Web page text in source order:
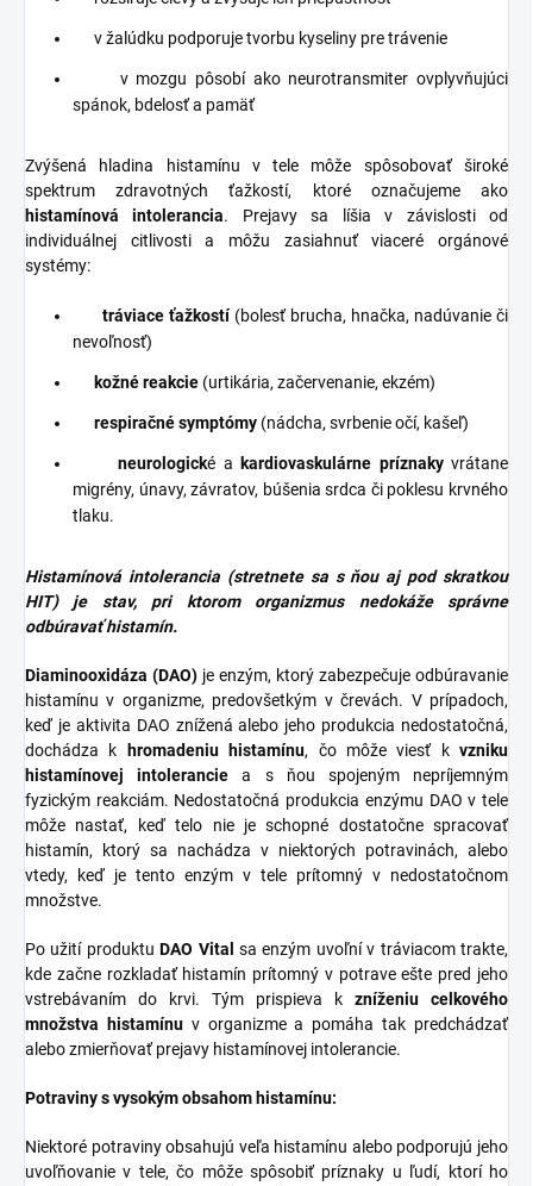
v žalúdku podporuje tvorbu kyseliny pre trávenie
v mozgu pôsobí ako neurotransmiter ovplyvňujúci
spánok, bdelosť a pamäť
Zvýšená hladina histamínu v tele môže spôsobovať široké
spektrum zdravotných ťažkostí, ktoré označujeme ako
histamínová intolerancia. Prejavy sa líšia v závislosti od
individuálnej citlivosti a môžu zasiahnuť viaceré orgánové
systémy:
tráviace ťažkostí(bolesť brucha, hnačka, nadúvanie či
nevoľnosť)
kožné reakcie (urtikária, začervenanie, ekzém)
respiračné symptómy (nádcha, svrbenie očí, kašeľ)
neurologické a kardiovaskulárne príznakyvrátane
migrény, únavy, závratov, búšenia srdca či poklesu krvného
tlaku.
Histamínová intolerancia (stretnete sa s ňou aj pod skratkou
HIT) je stav, pri ktorom organizmus nedokáže správne
odbúravať histamín.
Diaminooxidáza (DAO) je enzým, ktorý zabezpečuje odbúravanie
histamínu v organizme, predovšetkým v črevách. V prípadoch,
keď je aktivita DAO znížená alebo jeho produkcia nedostatočná,
dochádza k
hromadeniu histamínu, čo môže viesť k vzniku
histamínovej intolerancie a s ňou spojeným nepríjemným
fyzickým reakciám. Nedostatočná produkcia enzýmu DAO v tele
môže nastať, keď telo nie je schopné dostatočne spracovať
histamín, ktorý sa nachádza v niektorých potravinách, alebo
vtedy, keď je tento enzým v tele prítomný v nedostatočnom
množstve.
Po užití produktuDAO Vital sa enzým uvoľní v tráviacom trakte,
kde začne rozkladať histamín prítomný v potrave ešte pred jeho
vstrebávaním do krvi. Tým prispieva k zníženiu celkového
množstva histamínuv organizme a pomáha tak predchádzať
alebo zmierňovať prejavy histamínovej intolerancie.
Potraviny s vysokým obsahom histamínu:
Niektoré potraviny obsahujú veľa histamínu alebo podporujú jeho
uvoľňovanie v tele, čo môže spôsobiť príznaky u ľudí, ktorí ho